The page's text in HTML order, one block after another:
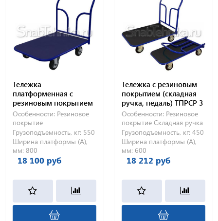
Тележка
платформенная с
резиновым покрытием
ТПР 7 (800х1400) 200-Ч
Особенности: Резиновое
покрытие
Грузоподъемность, кг: 550
Ширина платформы (А),
мм: 800
18 100 руб
Тележка с резиновым
покрытием (складная
ручка, педаль) ТПРСР 3
МП (600х1000) 160-Ч
Особенности: Резиновое
покрытие Складная ручка
Грузоподъемность, кг: 450
Ширина платформы (А),
мм: 600
18 212 руб